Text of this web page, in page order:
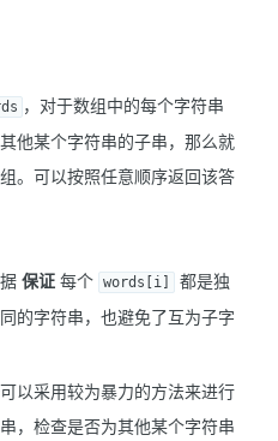
，对于数组中的每个字符串
他某个字符串的子串，那么就
。可以按照任意顺序返回该答
保证 每个 words[i]
都是独
的字符串，也避免了互为子字
以采用较为暴力的方法来进行
，检查是否为其他某个字符串